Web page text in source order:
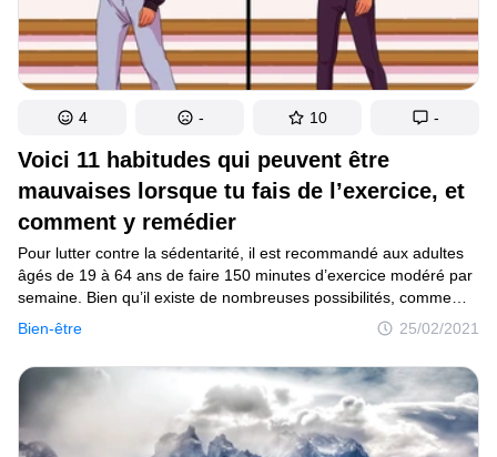
Voici 11 habitudes qui peuvent être
mauvaises lorsque tu fais de l’exercice, et
comment y remédier
Bien-être 25/02/2021
Pour lutter contre la sédentarité, il est recommandé aux adultes
âgés de 19 à 64 ans de faire 150 minutes d’exercice modéré par
semaine. Bien qu’il existe de nombreuses possibilités, comme
la pratique d’un sport, la randonnée ou le vélo, faire de l’exercice
à la maison devient de plus en plus populaire à mesure que nos
modes de vie changent. Ne pas avoir le temps de sortir afin
de brûler les kilos superflus n’est donc plus un problème grâce
aux applications et aux appareils de fitness à domicile disponibles
à l’achat.
4 - 10 -